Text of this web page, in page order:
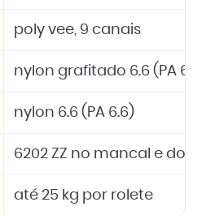
poly vee, 9 canais
nylon grafitado 6.6 (PA
nylon 6.6 (PA 6.6)
6202 ZZ no mancal e dois
até 25 kg por rolete